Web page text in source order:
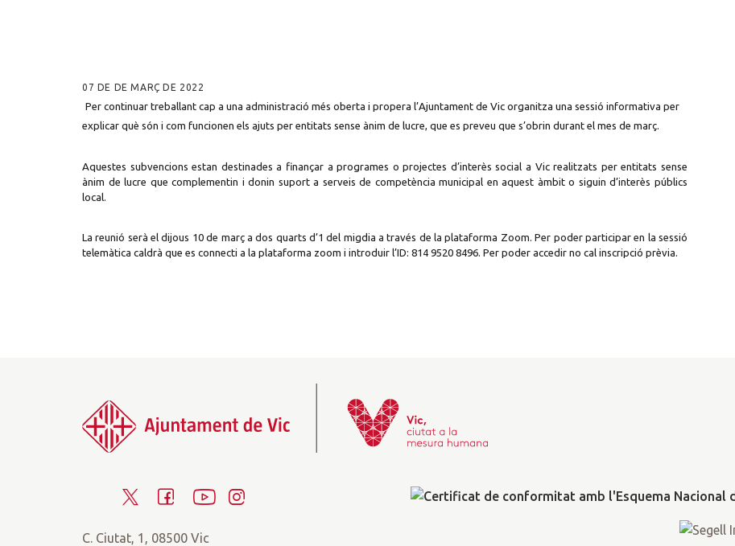
07 DE DE MARÇ DE 2022
Per continuar treballant cap a una administració més oberta i propera l’Ajuntament de Vic organitza una sessió informativa per
explicar què són i com funcionen els ajuts per entitats sense ànim de lucre, que es preveu que s’obrin durant el mes de març.
Aquestes subvencions estan destinades a finançar a programes o projectes d’interès social a Vic realitzats per entitats sense
ànim de lucre que complementin i donin suport a serveis de competència municipal en aquest àmbit o siguin d’interès públics
local.
La reunió serà el dijous 10 de març a dos quarts d’1 del migdia a través de la plataforma Zoom. Per poder participar en la sessió
telemàtica caldrà que es connecti a la plataforma zoom i introduir l’ID: 814 9520 8496. Per poder accedir no cal inscripció prèvia.
Y
C. Ciutat, 1, 08500 Vic